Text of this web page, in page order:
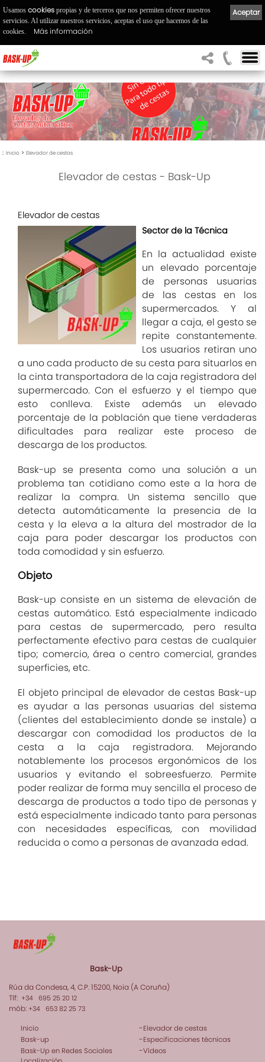
:: Inicio > Elevador de cestas
Elevador de cestas - Bask-Up
Elevador de cestas
Sector de la Técnica
En la actualidad existe
un elevado porcentaje
de personas usuarias
de las cestas en los
supermercados. Y al
llegar a caja, el gesto se
repite constantemente.
Los usuarios retiran uno
a uno cada producto de su cesta para situarlos en
la cinta transportadora de la caja registradora del
supermercado. Con el esfuerzo y el tiempo que
esto conlleva. Existe además un elevado
porcentaje de la población que tiene verdaderas
dificultades para realizar este proceso de
descarga de los productos.
Bask-up se presenta como una solución a un
problema tan cotidiano como este a la hora de
realizar la compra. Un sistema sencillo que
detecta automáticamente la presencia de la
cesta y la eleva a la altura del mostrador de la
caja para poder descargar los productos con
toda comodidad y sin esfuerzo.
Objeto
Bask-up consiste en un sistema de elevación de
cestas automático. Está especialmente indicado
para cestas de supermercado, pero resulta
perfectamente efectivo para cestas de cualquier
tipo; comercio, área o centro comercial, grandes
superficies, etc.
El objeto principal de elevador de cestas Bask-up
es ayudar a las personas usuarias del sistema
(clientes del establecimiento donde se instale) a
descargar con comodidad los productos de la
cesta a la caja registradora. Mejorando
notablemente los procesos ergonómicos de los
usuarios y evitando el sobreesfuerzo. Permite
poder realizar de forma muy sencilla el proceso de
descarga de productos a todo tipo de personas y
está especialmente indicado tanto para personas
con necesidades específicas, con movilidad
reducida o como a personas de avanzada edad.
Bask-Up
Rúa da Condesa, 4, C.P. 15200, Noia (A Coruña)
Tlf: +34 695 25 20 12
mób: +34 653 82 25 73
Inicio
Bask-up
Bask-Up en Redes Sociales
-Elevador de cestas
-Especificaciones técnicas
-Vídeos
Aceptar
Usamos cookies propias y de terceros que nos permiten ofrecer nuestros
servicios. Al utilizar nuestros servicios, aceptas el uso que hacemos de las
cookies.
Más información